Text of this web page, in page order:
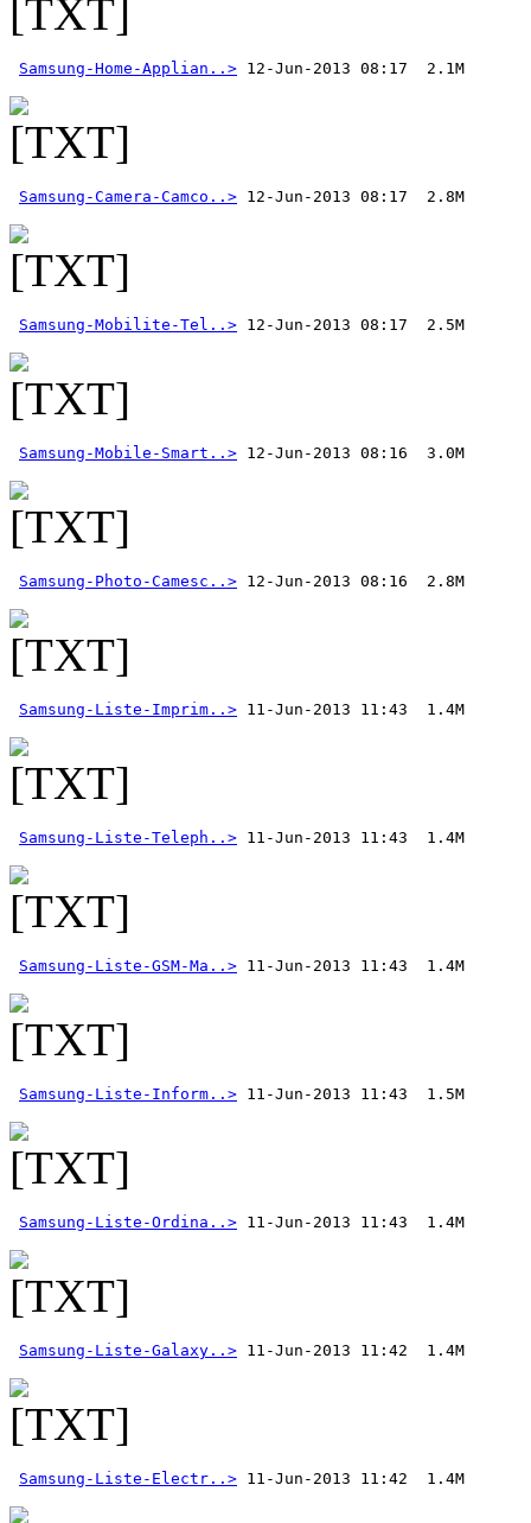
Samsung-Home-Applian..>
Samsung-Camera-Camco..>
Samsung-Mobilite-Tel..>
Samsung-Mobile-Smart..>
Samsung-Photo-Camesc..> 12-Jun-2013 08:16  2.8M
Samsung-Liste-Imprim..>
Samsung-Liste-Teleph..>
Samsung-Liste-GSM-Ma..>
Samsung-Liste-Inform..>
Samsung-Liste-Ordina..>
Samsung-Liste-Galaxy..>
Samsung-Liste-Electr..>